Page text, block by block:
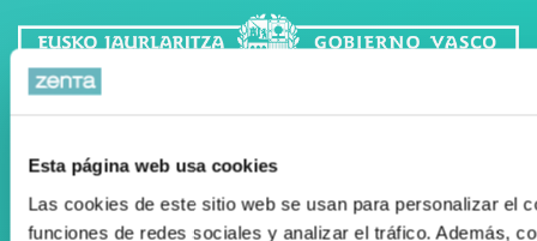
Esta página web usa cookies
Las cookies de este sitio web se usan para personalizar el
funciones de redes sociales y analizar el tráfico. Además,
Registro Publicidad Sanitaria: 93/19
Condiciones de Uso